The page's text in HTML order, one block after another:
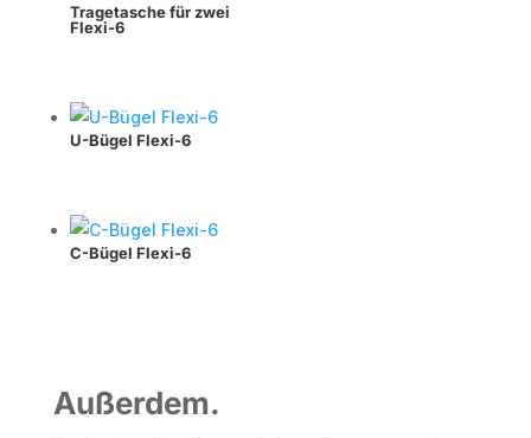
Tragetasche für zwei
Flexi-6
U-Bügel Flexi-6
C-Bügel Flexi-6
Außerdem.